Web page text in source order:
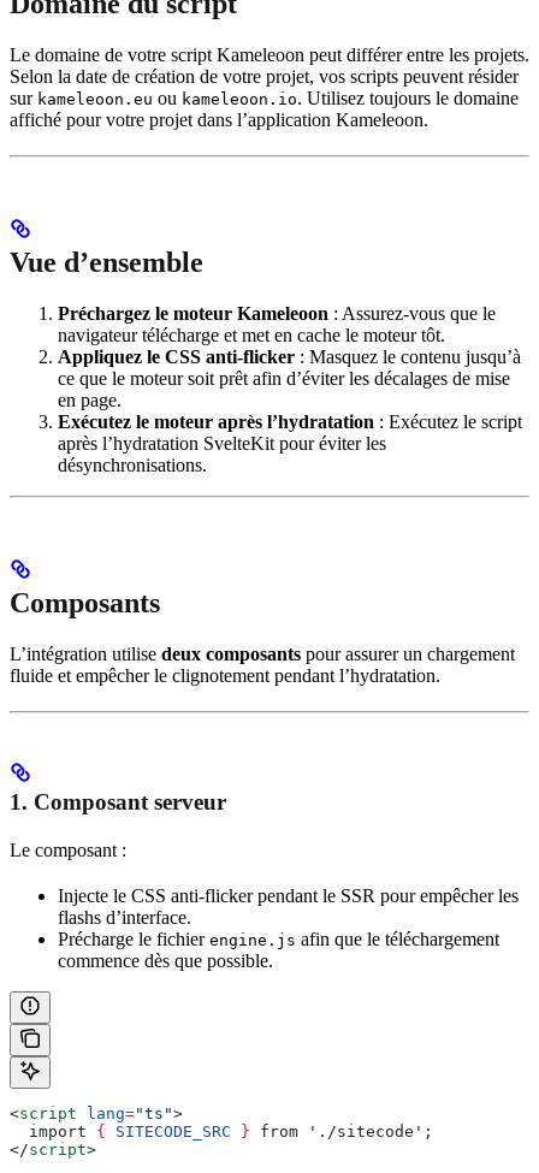
Le domaine de votre script Kameleoon peut différer entre les projets.
Selon la date de création de votre projet, vos scripts peuvent résider
sur kameleoon.eu ou kameleoon.io. Utilisez toujours le domaine
affiché pour votre projet dans l’application Kameleoon.
Vue d’ensemble
Préchargez le moteur Kameleoon : Assurez-vous que le
navigateur télécharge et met en cache le moteur tôt.
Appliquez le CSS anti-flicker : Masquez le contenu jusqu’à
ce que le moteur soit prêt afin d’éviter les décalages de mise
en page.
Exécutez le moteur après l’hydratation : Exécutez le script
après l’hydratation SvelteKit pour éviter les
désynchronisations.
Composants
L’intégration utilise deux composants pour assurer un chargement
fluide et empêcher le clignotement pendant l’hydratation.
1. Composant serveur
Le composant :
Injecte le CSS anti-flicker pendant le SSR pour empêcher les
flashs d’interface.
Précharge le fichier engine.js afin que le téléchargement
commence dès que possible.
<script lang="ts">
  import
{ SITECODE_SRC } from './sitecode';
</script>